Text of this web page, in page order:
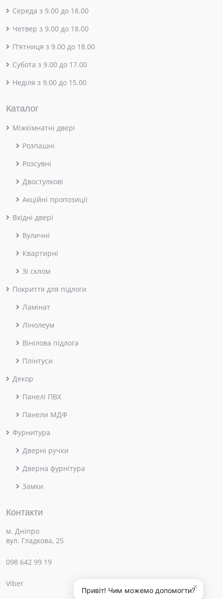
×
Привіт! Чим можемо допомогти?
Середа з 9.00 до 18.00
Четвер з 9.00 до 18.00
П'ятниця з 9.00 до 18.00
Субота з 9.00 до 17.00
Неділя з 9.00 до 15.00
Каталог
Міжкімнатні двері
Розпашні
Розсувні
Двостулкові
Акційні пропозиції
Вхідні двері
Вуличні
Квартирні
Зі склом
Покриття для підлоги
Ламінат
Лінолеум
Вінілова підлога
Плінтуси
Декор
Панелі ПВХ
Панели МДФ
Фурнитура
Дверні ручки
Дверна фурнітура
Замки
Контакти
м. Дніпро
вул. Гладкова, 25
098 642 99 19
Viber